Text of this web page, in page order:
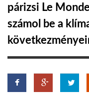
HÍR3D
GLOBOTV
párizsi Le
számol be a